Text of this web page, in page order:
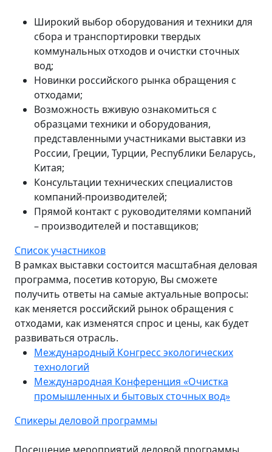
Широкий выбор оборудования и техники для
сбора и транспортировки твердых
коммунальных отходов и очистки сточных
вод;
Новинки российского рынка обращения с
отходами;
Возможность вживую ознакомиться с
образцами техники и оборудования,
представленными участниками выставки из
России, Греции, Турции, Республики Беларусь,
Китая;
Консультации технических специалистов
компаний-производителей;
Прямой контакт с руководителями компаний
– производителей и поставщиков;
Список участников
В рамках выставки состоится масштабная деловая
программа, посетив которую, Вы сможете
получить ответы на самые актуальные вопросы:
как меняется российский рынок обращения с
отходами, как изменятся спрос и цены, как будет
развиваться отрасль.
Международный Конгресс экологических
технологий
Международная Конференция «Очистка
промышленных и бытовых сточных вод»
Спикеры деловой программы